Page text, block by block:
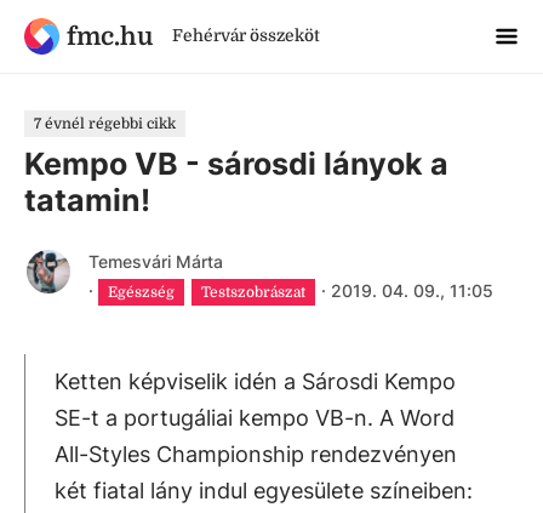
fmc.hu Fehérvár összeköt
7 évnél régebbi cikk
Kempo VB - sárosdi lányok a
tatamin!
Temesvári Márta
·
Egészség Testszobrászat · 2019. 04. 09., 11:05
Ketten képviselik idén a Sárosdi Kempo
SE-t a portugáliai kempo VB-n. A Word
All-Styles Championship rendezvényen
két fiatal lány indul egyesülete színeiben: